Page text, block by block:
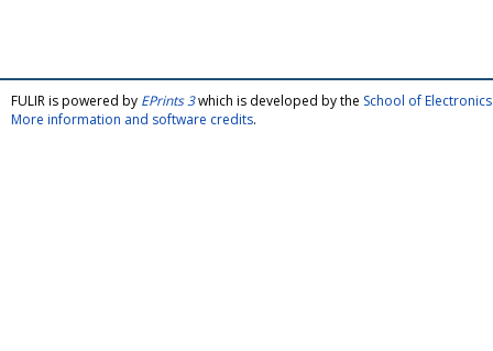
FULIR is powered by EPrints 3which is developed by the School of
More information and software credits.